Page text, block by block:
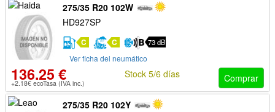
275/35 R20 102W
HD927SP
C C 73 dB
Ver ficha del neumático
136.25 €
+2.18€ ecoTasa (IVA inc.) Comprar
Stock 5/6 días
275/35 R20 102Y